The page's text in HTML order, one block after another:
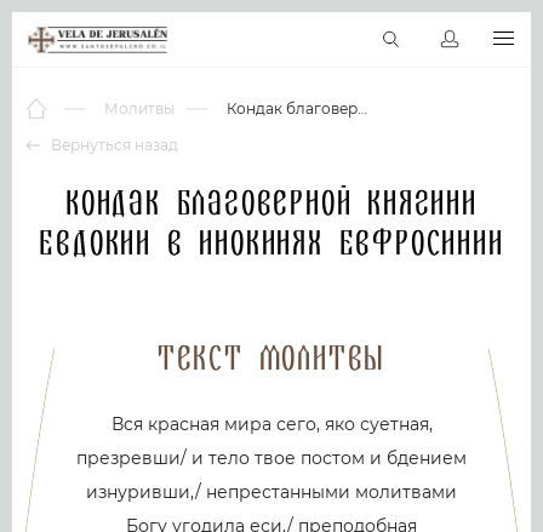
Виртуальные туры
RU
Вернуться назад
Молитвы Кондак благоверной княгини Евдокии в инокинях Евфросинии
Кондак благоверной княгини
Евдокии в инокинях Евфросинии
Текст молитвы
Вся красная мира сего, яко суетная,
презревши/ и тело твое постом и бдением
изнуривши,/ непрестанными молитвами
Богу угодила еси,/ преподобная